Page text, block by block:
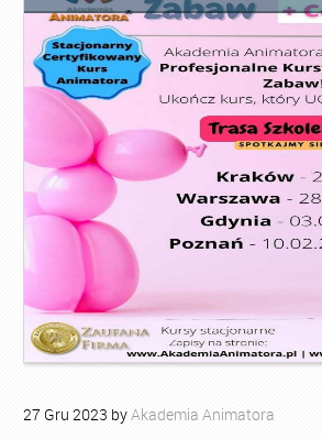
27 Gru 2023 byAkademia Animatora